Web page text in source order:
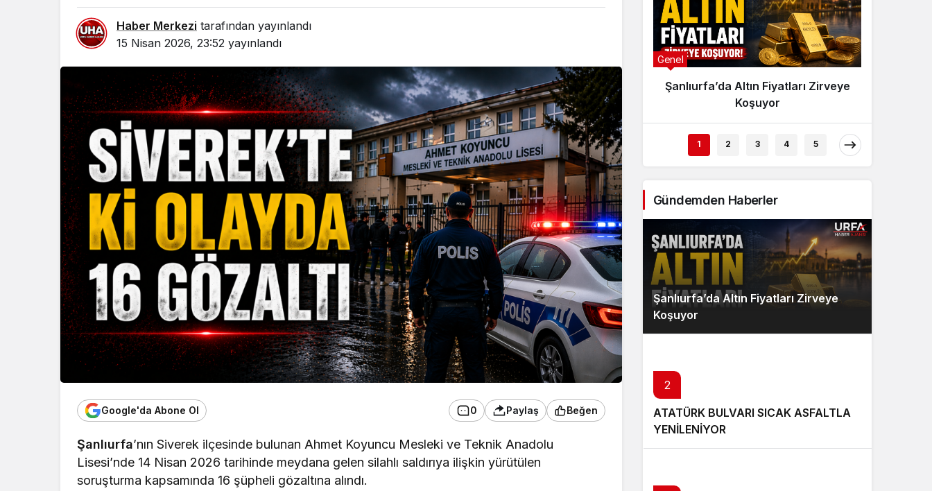
Haber Merkezi tarafından yayınlandı
15 Nisan 2026, 23:52 yayınlandı
Google'da Abone Ol 0 Paylaş Beğen
Şanlıurfa’nın Siverek ilçesinde bulunan Ahmet Koyuncu Mesleki ve Teknik Anadolu
Lisesi’nde 14 Nisan 2026 tarihinde meydana gelen silahlı saldırıya ilişkin yürütülen
soruşturma kapsamında 16 şüpheli gözaltına alındı.
Genel
Şanlıurfa’da Altın Fiyatları Zirveye
Koşuyor
1 2 3 4 5
Gündemden Haberler
Şanlıurfa’da Altın Fiyatları Zirveye
Koşuyor
2
ATATÜRK BULVARI SICAK ASFALTLA
YENİLENİYOR